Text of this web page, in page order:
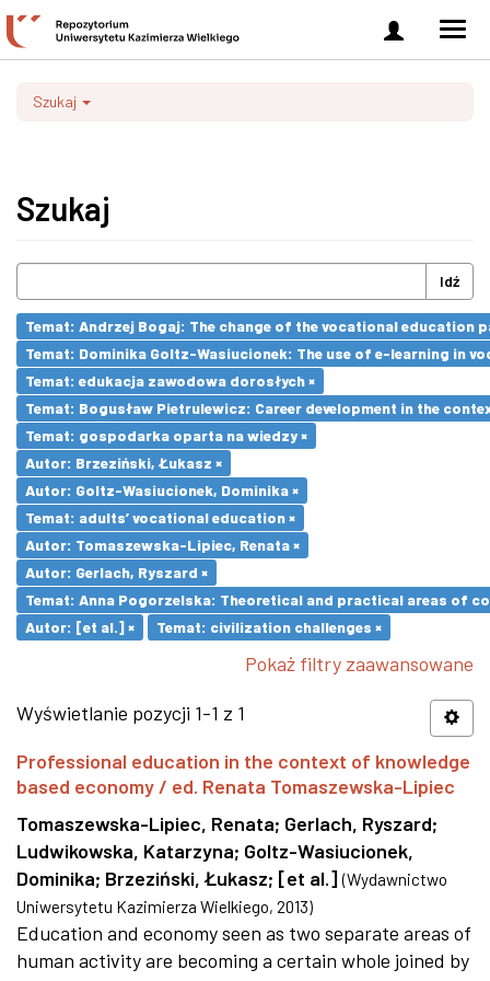
Zaloguj
się
Szukaj
Szukaj
Idź
Temat: Andrzej Bogaj: The change of the vocational education
Temat: Dominika Goltz-Wasiucionek: The use of e-learning in
Temat: edukacja zawodowa dorosłych ×
Temat: Bogusław Pietrulewicz: Career development in the
Temat: gospodarka oparta na wiedzy ×
Autor: Brzeziński, Łukasz ×
Autor: Goltz-Wasiucionek, Dominika ×
Temat: adults’ vocational education ×
Autor: Tomaszewska-Lipiec, Renata ×
Autor: Gerlach, Ryszard ×
Temat: Anna Pogorzelska: Theoretical and practical areas of
Autor: [et al.] ×
Temat: civilization challenges ×
Pokaż filtry zaawansowane
Wyświetlanie pozycji 1-1 z 1
Professional education in the context of knowledge
based economy / ed. Renata Tomaszewska-Lipiec
Tomaszewska-Lipiec, Renata; Gerlach, Ryszard;
Ludwikowska, Katarzyna; Goltz-Wasiucionek,
Dominika; Brzeziński, Łukasz; [et al.] (Wydawnictwo
Uniwersytetu Kazimierza Wielkiego, 2013)
Education and economy seen as two separate areas of
human activity are becoming a certain whole joined by